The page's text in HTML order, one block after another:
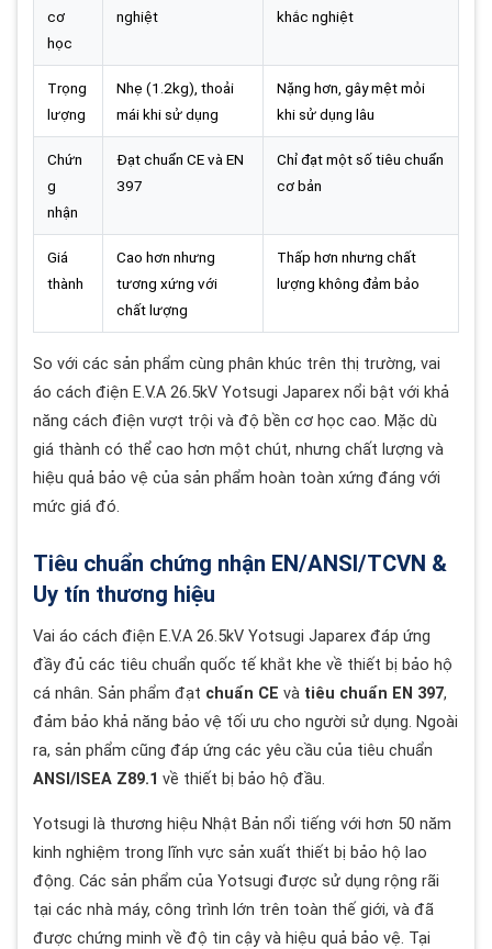
cơ
học
nghiệt
khắc nghiệt
Trọng
lượng
Nhẹ (1.2kg), thoải
mái khi sử dụng
Nặng hơn, gây mệt mỏi
khi sử dụng lâu
Chứn
g
nhận
Đạt chuẩn CE và EN
397
Chỉ đạt một số tiêu chuẩn
cơ bản
Giá
thành
Cao hơn nhưng
tương xứng với
chất lượng
Thấp hơn nhưng chất
lượng không đảm bảo
So với các sản phẩm cùng phân khúc trên thị trường, vai
áo cách điện E.V.A 26.5kV Yotsugi Japarex nổi bật với khả
năng cách điện vượt trội và độ bền cơ học cao. Mặc dù
giá thành có thể cao hơn một chút, nhưng chất lượng và
hiệu quả bảo vệ của sản phẩm hoàn toàn xứng đáng với
mức giá đó.
Tiêu chuẩn chứng nhận EN/ANSI/TCVN &
Uy tín thương hiệu
Vai áo cách điện E.V.A 26.5kV Yotsugi Japarex đáp ứng
đầy đủ các tiêu chuẩn quốc tế khắt khe về thiết bị bảo hộ
cá nhân. Sản phẩm đạt chuẩn CE và tiêu chuẩn EN 397,
đảm bảo khả năng bảo vệ tối ưu cho người sử dụng. Ngoài
ra, sản phẩm cũng đáp ứng các yêu cầu của tiêu chuẩn
ANSI/ISEA Z89.1 về thiết bị bảo hộ đầu.
Yotsugi là thương hiệu Nhật Bản nổi tiếng với hơn 50 năm
kinh nghiệm trong lĩnh vực sản xuất thiết bị bảo hộ lao
động. Các sản phẩm của Yotsugi được sử dụng rộng rãi
tại các nhà máy, công trình lớn trên toàn thế giới, và đã
được chứng minh về độ tin cậy và hiệu quả bảo vệ. Tại